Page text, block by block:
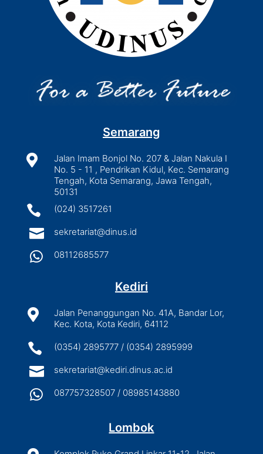
Semarang

Jalan Imam Bonjol No. 207 & Jalan Nakula I
No. 5 - 11 , Pendrikan Kidul, Kec. Semarang
Tengah, Kota Semarang, Jawa Tengah,
50131
 (024) 3517261
 sekretariat@dinus.id
 08112685577
Kediri

Jalan Penanggungan No. 41A, Bandar Lor,
Kec. Kota, Kota Kediri, 64112
 (0354) 2895777 / (0354) 2895999
 sekretariat@kediri.dinus.ac.id
 087757328507 / 08985143880
Lombok